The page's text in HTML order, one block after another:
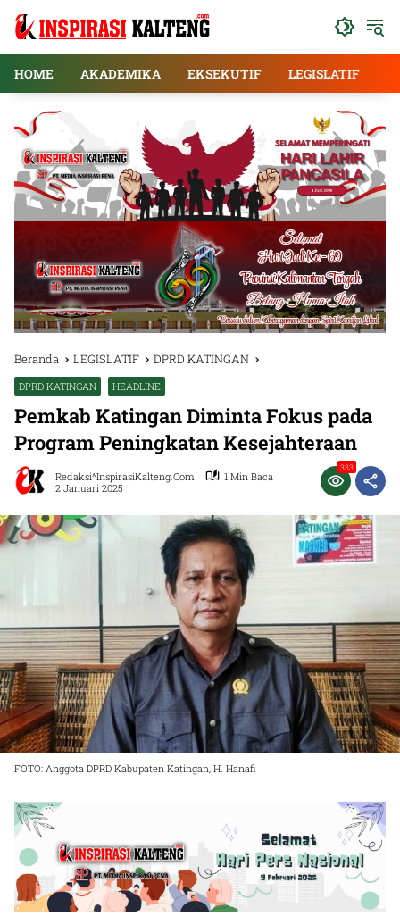
HOME
AKADEMIKA EKSEKUTIF LEGISLATIF
Beranda LEGISLATIF DPRD KATINGAN
DPRD KATINGAN HEADLINE
Pemkab Katingan Diminta Fokus pada
Program Peningkatan Kesejahteraan
Redaksi^InspirasiKalteng.com
1 Min Baca
2 Januari 2025
333
FOTO: Anggota DPRD Kabupaten Katingan, H. Hanafi